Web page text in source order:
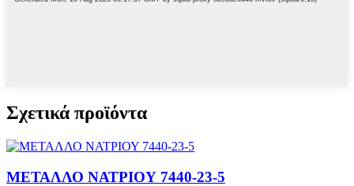
Σχετικά προϊόντα
ΜΕΤΑΛΛΟ ΝΑΤΡΙΟΥ 7440-23-5